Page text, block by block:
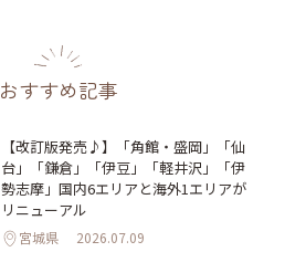
おすすめ記事
【改訂版発売♪】「角館・盛岡」「仙
台」「鎌倉」「伊豆」「軽井沢」「伊
勢志摩」国内6エリアと海外1エリアが
リニューアル
宮城県 2026.07.09